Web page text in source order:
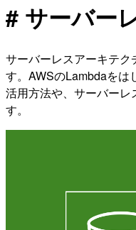
# サーバー
サーバーレスアーキテク
す。AWSのLambdaをは
活用方法や、サーバーレ
す。